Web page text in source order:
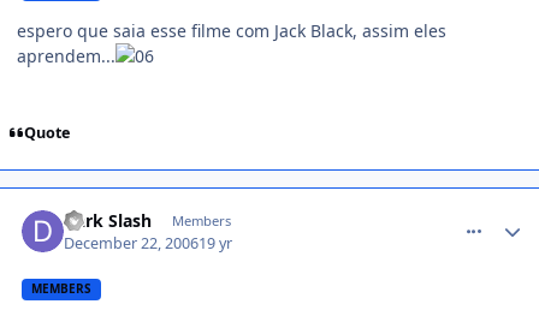
espero que saia esse filme com Jack Black, assim eles
aprendem...
Quote
Dark Slash Members
December 22, 200619 yr
MEMBERS